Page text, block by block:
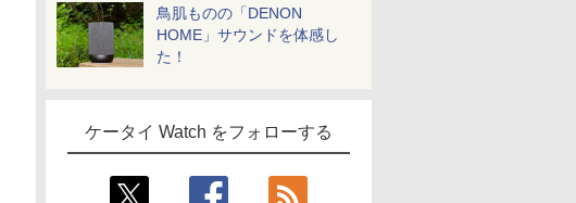
鳥肌ものの「DENON
HOME」サウンドを体感し
た！
ケータイ Watch をフォローする